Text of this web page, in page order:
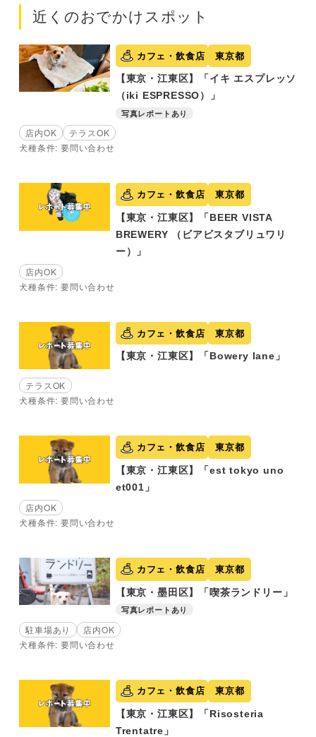
近くのおでかけスポット
カフェ・飲食店 東京都
【東京・江東区】「イキ エスプレッソ
（iki ESPRESSO）」
写真レポートあり
店内OK
テラスOK
犬種条件: 要問い合わせ
カフェ・飲食店 東京都
【東京・江東区】「BEER VISTA
BREWERY （ビアビスタブリュワリ
ー）」
店内OK
犬種条件: 要問い合わせ
カフェ・飲食店 東京都
【東京・江東区】「Bowery lane」
テラスOK
犬種条件: 要問い合わせ
カフェ・飲食店 東京都
【東京・江東区】「est tokyo uno
et001」
店内OK
犬種条件: 要問い合わせ
カフェ・飲食店 東京都
【東京・墨田区】「喫茶ランドリー」
写真レポートあり
駐車場あり
店内OK
犬種条件: 要問い合わせ
カフェ・飲食店 東京都
【東京・江東区】「Risosteria
Trentatre」